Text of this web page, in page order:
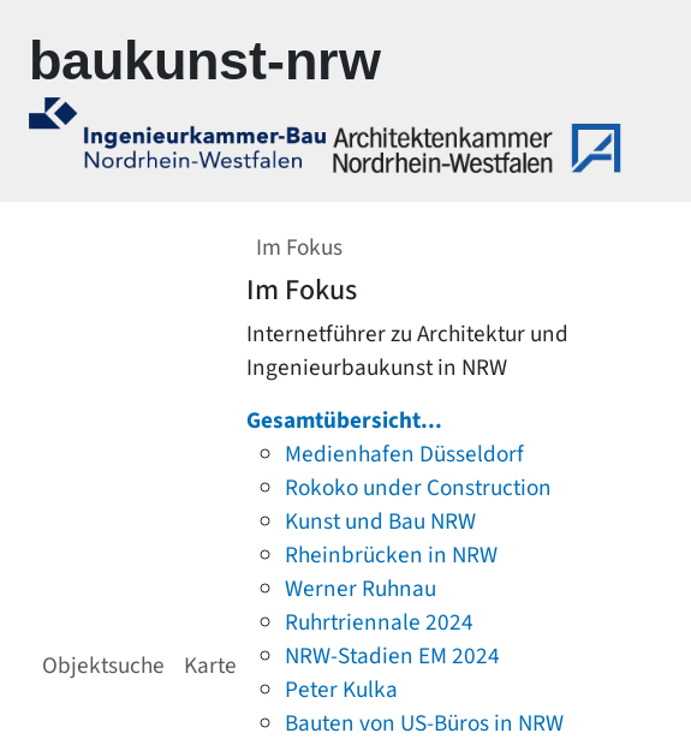
baukunst-nrw
Objektsuche Karte
Im Fokus
Im Fokus
Internetführer zu Architektur und
Ingenieurbaukunst in NRW
Gesamtübersicht...
Medienhafen Düsseldorf
Rokoko under Construction
Kunst und Bau NRW
Rheinbrücken in NRW
Werner Ruhnau
Ruhrtriennale 2024
NRW-Stadien EM 2024
Peter Kulka
Bauten von US-Büros in NRW